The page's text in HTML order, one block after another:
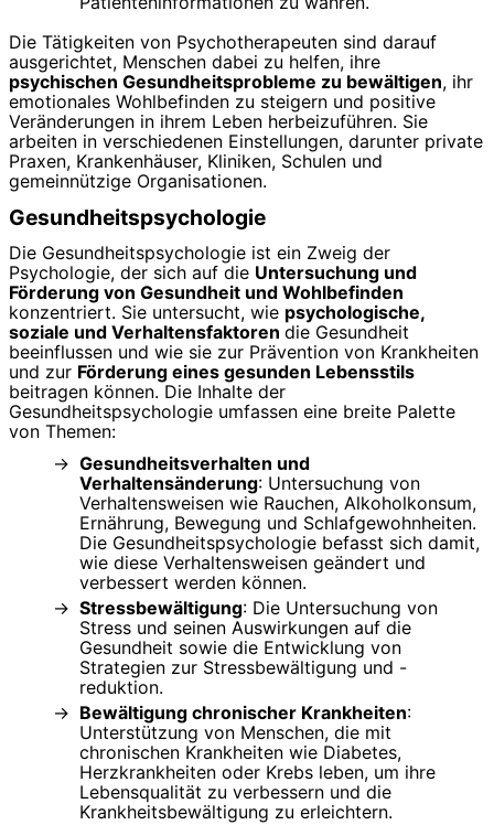
Die Tätigkeiten von Psychotherapeuten sind darauf
ausgerichtet, Menschen dabei zu helfen, ihre
psychischen Gesundheitsprobleme zu bewältigen, ihr
emotionales Wohlbefinden zu steigern und positive
Veränderungen in ihrem Leben herbeizuführen. Sie
arbeiten in verschiedenen Einstellungen, darunter private
Praxen, Krankenhäuser, Kliniken, Schulen und
gemeinnützige Organisationen.
Gesundheitspsychologie
Die Gesundheitspsychologie ist ein Zweig der
Psychologie, der sich auf die Untersuchung und
Förderung von Gesundheit und Wohlbefinden
konzentriert. Sie untersucht, wie psychologische,
soziale und Verhaltensfaktoren die Gesundheit
beeinflussen und wie sie zur Prävention von Krankheiten
und zur Förderung eines gesunden Lebensstils
beitragen können. Die Inhalte der
Gesundheitspsychologie umfassen eine breite Palette
von Themen:
Gesundheitsverhalten und
Verhaltensänderung: Untersuchung von
Verhaltensweisen wie Rauchen, Alkoholkonsum,
Ernährung, Bewegung und Schlafgewohnheiten.
Die Gesundheitspsychologie befasst sich damit,
wie diese Verhaltensweisen geändert und
verbessert werden können.
Stressbewältigung: Die Untersuchung von
Stress und seinen Auswirkungen auf die
Gesundheit sowie die Entwicklung von
Strategien zur Stressbewältigung und -
reduktion.
Bewältigung chronischer Krankheiten:
Unterstützung von Menschen, die mit
chronischen Krankheiten wie Diabetes,
Herzkrankheiten oder Krebs leben, um ihre
Lebensqualität zu verbessern und die
Krankheitsbewältigung zu erleichtern.